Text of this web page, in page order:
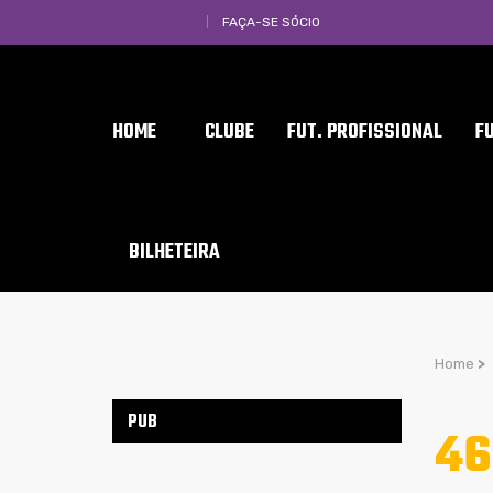
FAÇA-SE SÓCIO
HOME CLUBE FUT. PROFISSIONAL
BILHETEIRA
Home >
PUB